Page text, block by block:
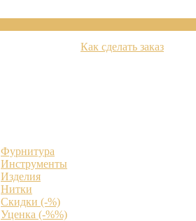
Как сделать заказ
Фурнитура
Инструменты
Изделия
Нитки
Скидки (-%)
Уценка (-%%)